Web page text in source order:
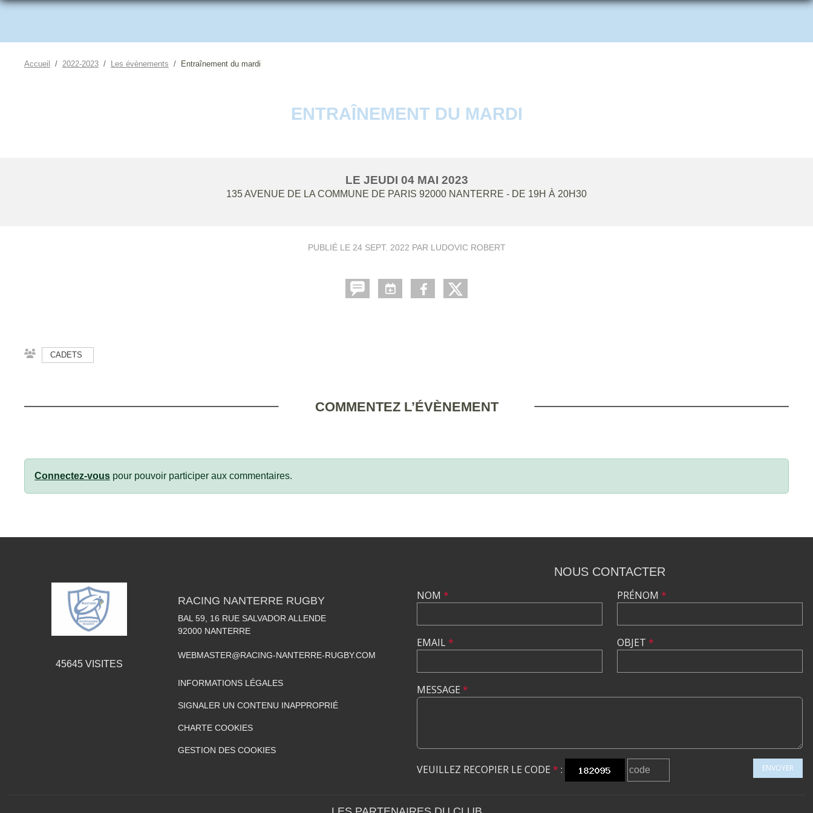
Accueil 2022-2023 Les évènements Entraînement du mardi
ENTRAÎNEMENT DU MARDI
LE JEUDI 04 MAI 2023
135 AVENUE DE LA COMMUNE DE PARIS 92000 NANTERRE - DE 19H À 20H30
PUBLIÉ LE 24 SEPT. 2022 PAR LUDOVIC ROBERT
CADETS
COMMENTEZ L’ÉVÈNEMENT
Connectez-vous pour pouvoir participer aux commentaires.
45645VISITES
RACING NANTERRE RUGBY
BAL 59, 16 RUE SALVADOR ALLENDE
92000 NANTERRE
WEBMASTER@RACING-NANTERRE-RUGBY.COM
INFORMATIONS LÉGALES
SIGNALER UN CONTENU INAPPROPRIÉ
CHARTE COOKIES
GESTION DES COOKIES
NOUS CONTACTER
NOM *
EMAIL*
PRÉNOM *
OBJET *
MESSAGE *
VEUILLEZ RECOPIER LE CODE * : ENVOYER